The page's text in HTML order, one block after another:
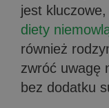
jest
diety
również
zwróć uwagę
bez dodatku